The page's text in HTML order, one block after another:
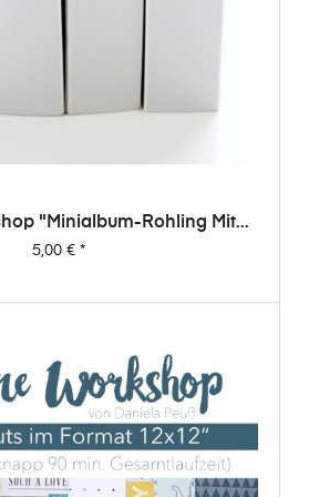
"Minialbum-Rohling Mit
Dani"
Preis
5,00 €*